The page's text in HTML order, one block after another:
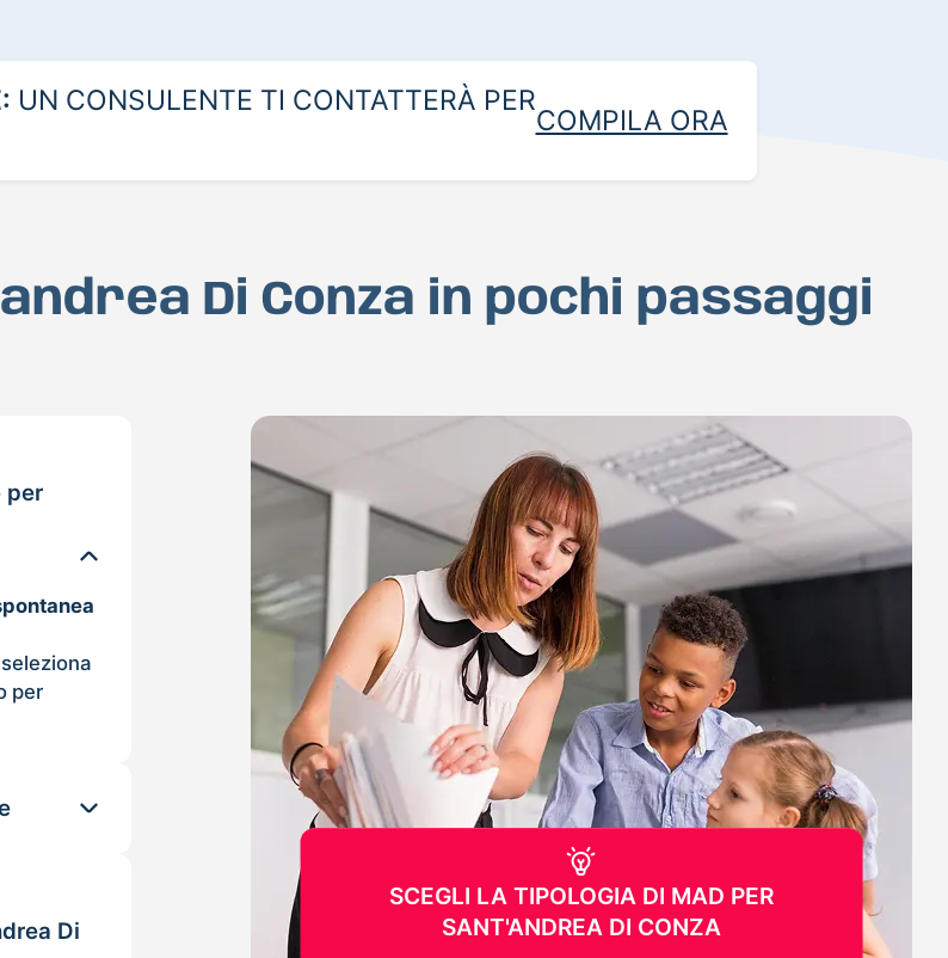
UN CONSULENTE TI CONTATTERÀ PER
COMPILA ORA
Di Conza in pochi passaggi
per
per
Di
SCEGLI LA TIPOLOGIA DI MAD PER
SANT'ANDREA DI CONZA